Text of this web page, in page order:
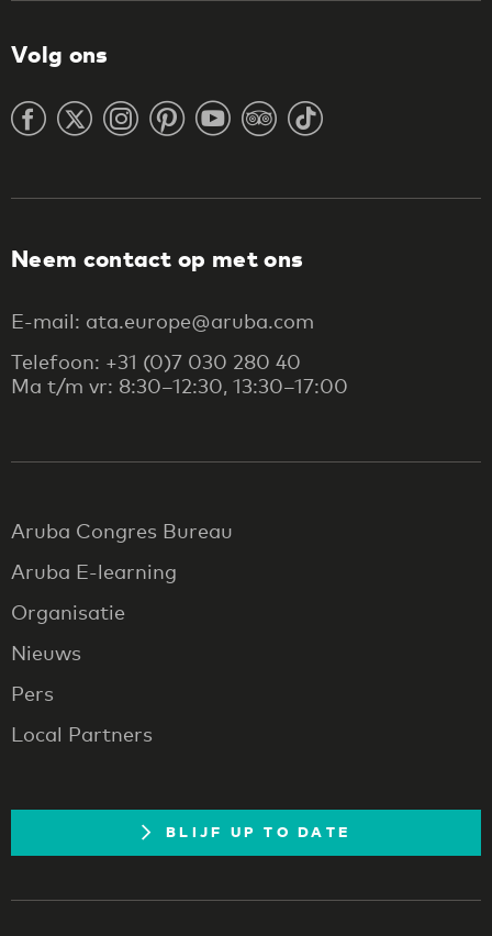
Volg ons
Neem contact op met ons
E-mail: ata.europe@aruba.com
Telefoon: +31 (0)7 030 280 40
Ma t/m vr: 8:30–12:30, 13:30–17:00
Aruba Congres Bureau
Aruba E-learning
Organisatie
Nieuws
Pers
Local Partners
BLIJF UP TO DATE